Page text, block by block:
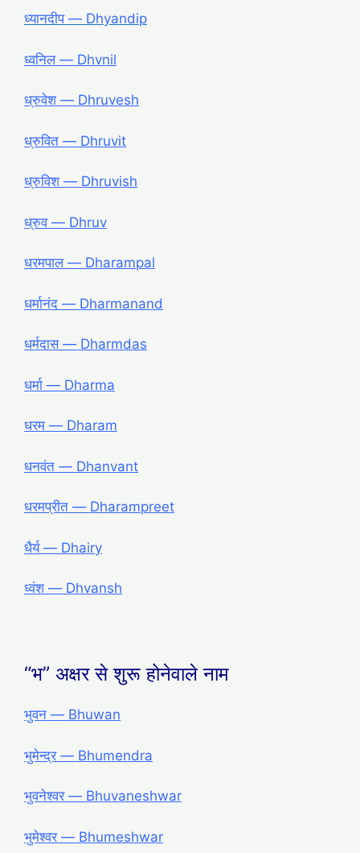
ध्यानदीप ― Dhyandip
ध्वनिल ― Dhvnil
ध्रुवेश ― Dhruvesh
ध्रुवित ― Dhruvit
ध्रुविश ― Dhruvish
ध्रुव ― Dhruv
धरमपाल ― Dharampal
धर्मानंद ― Dharmanand
धर्मदास ― Dharmdas
धर्मा ― Dharma
धरम ― Dharam
धनवंत ― Dhanvant
धरमप्रीत ― Dharampreet
धैर्य ― Dhairy
ध्वंश ― Dhvansh
“भ” अक्षर से शुरू होनेवाले नाम
भुवन — Bhuwan
भुमेन्द्र — Bhumendra
भुवनेश्वर — Bhuvaneshwar
भुमेश्वर — Bhumeshwar